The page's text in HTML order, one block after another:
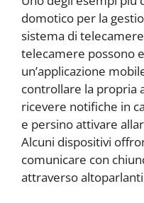
domotico per la
sistema di
telecamere possono
un’applicazione
controllare la propria
ricevere notifiche in
e persino attivare
Alcuni dispositivi
comunicare con
attraverso